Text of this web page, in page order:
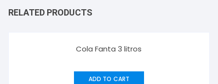
RELATED PRODUCTS
Cola Fanta 3 litros
ADD TO CART